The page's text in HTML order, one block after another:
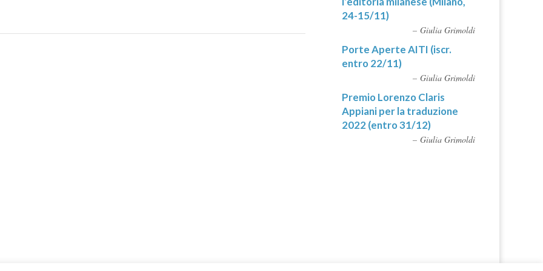
24-15/11)
Giulia Grimoldi
Porte Aperte AITI (iscr.
entro 22/11)
Giulia Grimoldi
Premio Lorenzo Claris
Appiani per la traduzione
2022 (entro 31/12)
Giulia Grimoldi